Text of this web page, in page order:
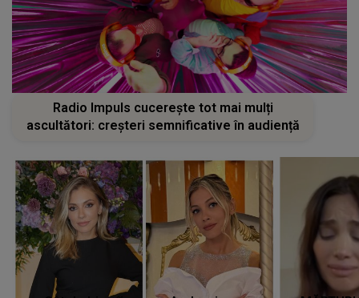
Radio Impuls cucerește tot mai mulți
ascultători: creșteri semnificative în audiență